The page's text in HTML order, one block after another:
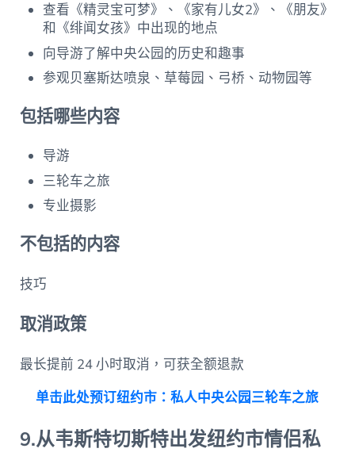
查看《精灵宝可梦》、《家有儿女2》、《朋友》
和《绯闻女孩》中出现的地点
向导游了解中央公园的历史和趣事
参观贝塞斯达喷泉、草莓园、弓桥、动物园等
包括哪些内容
导游
三轮车之旅
专业摄影
不包括的内容
技巧
取消政策
最长提前 24 小时取消，可获全额退款
单击此处预订纽约市：私人中央公园三轮车之旅
9.从韦斯特切斯特出发纽约市情侣私